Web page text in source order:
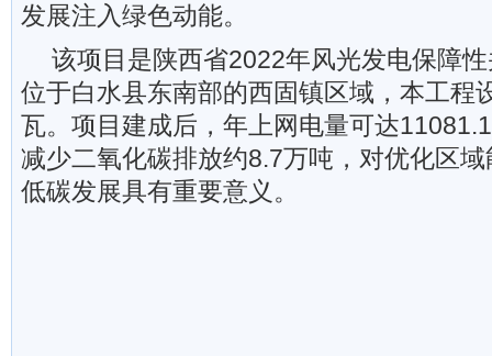
发展注入绿色动能。
该项目是陕西省2022年风光发电保障
位于白水县东南部的西固镇区域，本工程
瓦。项目建成后，年上网电量可达
减少二氧化碳排放约8.7万吨，对优化区
低碳发展具有重要意义。